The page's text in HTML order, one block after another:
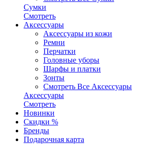
Сумки
Смотреть
Аксессуары
Аксессуары из кожи
Ремни
Перчатки
Головные уборы
Шарфы и платки
Зонты
Смотреть Все Аксессуары
Аксессуары
Смотреть
Новинки
Скидки %
Бренды
Подарочная карта